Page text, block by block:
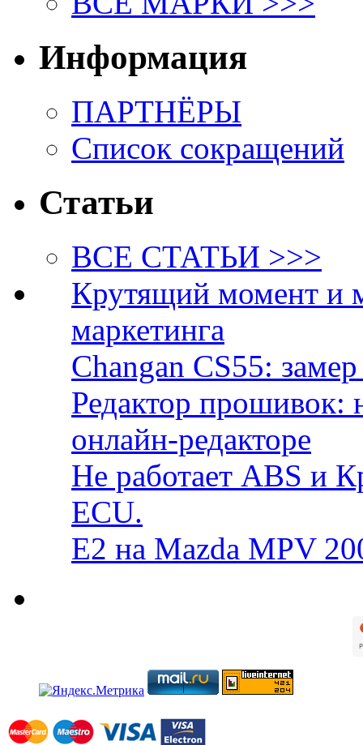
Информация
ПАРТНЁРЫ
Список сокращений
Статьи
ВСЕ СТАТЬИ >>>
Крутящий момент и
маркетинга
Changan CS55:
Редактор прошивок:
онлайн-редакторе
Не работает ABS и
ECU.
E2 на Mazda MPV